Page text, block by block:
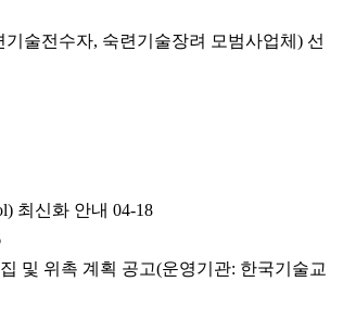
술전수자, 숙련기술장려 모범사업체) 선
최신화 안내 04-18
및 위촉 계획 공고(운영기관: 한국기술교